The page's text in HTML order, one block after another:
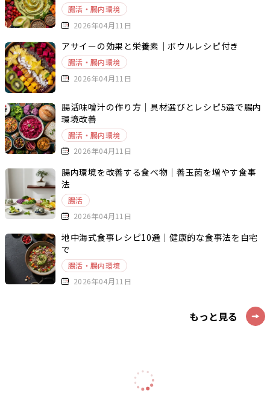
腸活・腸内環境
2026年04月11日
アサイーの効果と栄養素｜ボウルレシピ付き
腸活・腸内環境
2026年04月11日
腸活味噌汁の作り方｜具材選びとレシピ5選で腸内
環境改善
腸活・腸内環境
2026年04月11日
腸内環境を改善する食べ物｜善玉菌を増やす食事
法
腸活
2026年04月11日
地中海式食事レシピ10選｜健康的な食事法を自宅
で
腸活・腸内環境
2026年04月11日
もっと見る